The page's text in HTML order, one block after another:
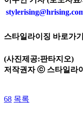
스타일라이징 바로가
(사진제공:판타지오)
저작권자 ⓒ 스타일라
68 목록